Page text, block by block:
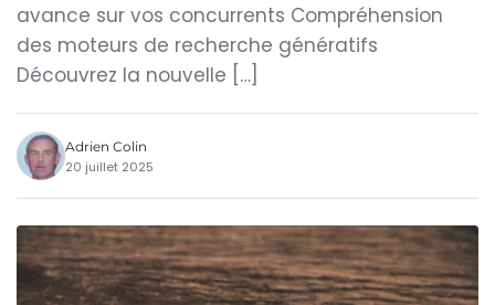
avance sur vos concurrents Compréhension
des moteurs de recherche génératifs
Découvrez la nouvelle […]
Adrien Colin
20 juillet 2025